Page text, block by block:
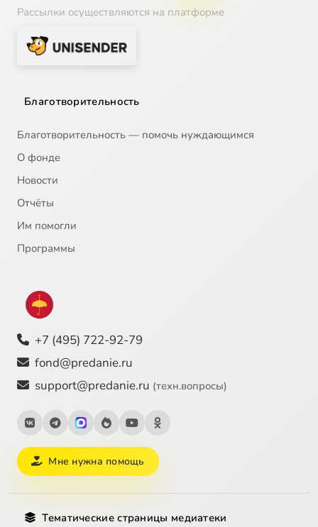
Рассылки осуществляются на платформе
Благотворительность
Благотворительность — помочь нуждающимся
О фонде
Новости
Отчёты
Им помогли
Программы
+7 (495) 722-92-79
fond@predanie.ru
support@predanie.ru (техн.вопросы)
Мне нужна помощь
Тематические страницы медиатеки